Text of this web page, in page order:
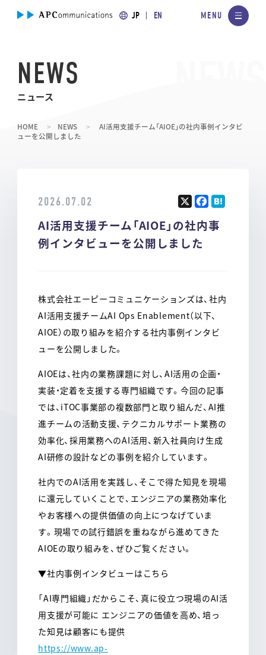
JP EN
NEWS
ニュース
HOME NEWS
AI活用支援チーム「AIOE」の社内事例インタビ
ューを公開しました
2026.07.02
AI活用支援チーム「AIOE」の社内事
例インタビューを公開しました
F
a
ce
b
k
H
at
株式会社エーピーコミュニケーションズは、社内
AI活用支援チームAI Ops Enablement（以下、
AIOE）の取り組みを紹介する社内事例インタビ
ューを公開しました。
AIOEは、社内の業務課題に対し、AI活用の企画・
実装・定着を支援する専門組織です。今回の記事
では、iTOC事業部の複数部門と取り組んだ、AI推
進チームの活動支援、テクニカルサポート業務の
効率化、採用業務へのAI活用、新入社員向け生成
AI研修の設計などの事例を紹介しています。
社内でのAI活用を実践し、そこで得た知見を現場
に還元していくことで、エンジニアの業務効率化
やお客様への提供価値の向上につなげていま
す。現場での試行錯誤を重ねながら進めてきた
AIOEの取り組みを、ぜひご覧ください。
▼社内事例インタビューはこちら
「AI専門組織」だからこそ、真に役立つ現場のAI活
用支援が可能に エンジニアの価値を高め、培っ
た知見は顧客にも提供
https://www.ap-